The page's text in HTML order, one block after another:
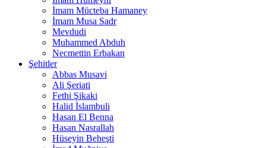
İmam Mücteba Hamaney
İmam Musa Sadr
Mevdudi
Muhammed Abduh
Necmettin Erbakan
Şehitler
Abbas Musavi
Ali Şeriati
Fethi Şikaki
Halid İslambuli
Hasan El Benna
Hasan Nasrallah
Hüseyin Beheşti